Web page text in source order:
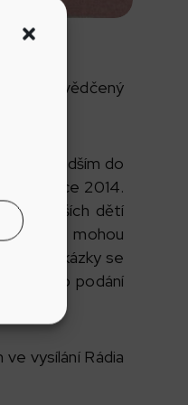
osvědčený
a mladším do
prosince 2014.
U mladších dětí
rok si mohou
Poukázky se
pro podání
vysílání Rádia